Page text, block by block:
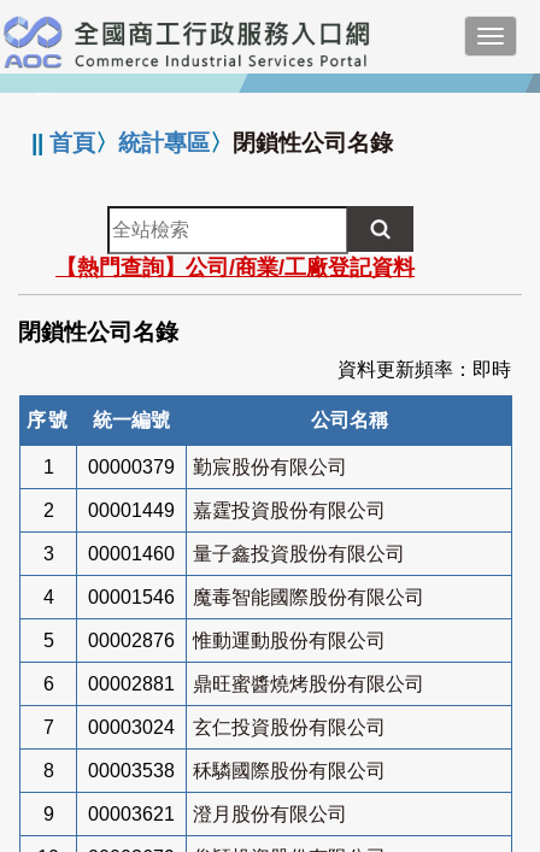
跳
到
主
要
:::
||首頁〉統計專區〉 閉鎖性公司名錄
全
站
檢
索
【熱門查詢】公司/商業/工廠登記資料
閉鎖性公司名錄
資料更新頻率：即時
序號 統一編號 公司名稱
1 00000379 勤宸股份有限公司
2 00001449 嘉霆投資股份有限公司
3 00001460 量子鑫投資股份有限公司
4 00001546 魔毒智能國際股份有限公司
5 00002876 惟動運動股份有限公司
6 00002881 鼎旺蜜醬燒烤股份有限公司
7 00003024 玄仁投資股份有限公司
8 00003538 秝驎國際股份有限公司
9 00003621 澄月股份有限公司